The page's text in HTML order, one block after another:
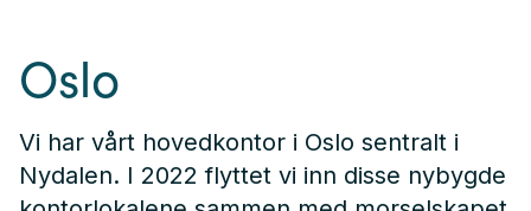
Oslo
Vi har vårt hovedkontor i Oslo sentralt i
Nydalen. I 2022 flyttet vi inn disse nybygde